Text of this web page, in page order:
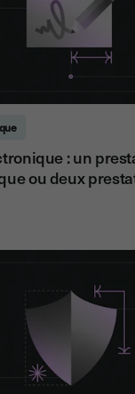
: un
ou deux